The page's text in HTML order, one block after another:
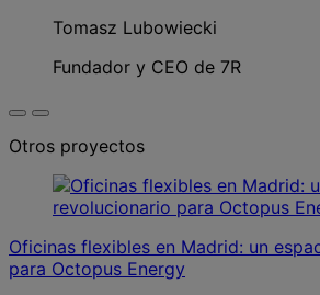
Tomasz Lubowiecki
Fundador y CEO de 7R
Otros proyectos
Oficinas flexibles en Madrid: un
para Octopus Energy